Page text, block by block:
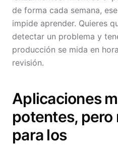
de forma cada semana,
impide aprender. Quieres
detectar un problema y
producción se mida en
revisión.
Aplicaciones
potentes, pero
para los